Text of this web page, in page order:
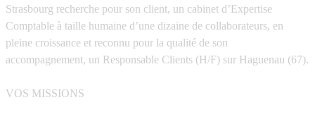
Strasbourg recherche pour son client, un cabinet d’Expertise
Comptable à taille humaine d’une dizaine de collaborateurs, en
pleine croissance et reconnu pour la qualité de son
accompagnement, un Responsable Clients (H/F) sur Haguenau (67).
VOS MISSIONS